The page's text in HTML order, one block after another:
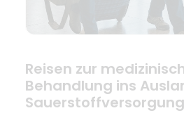
Reisen zur
Behandlung ins
Sauerstoffversorgung